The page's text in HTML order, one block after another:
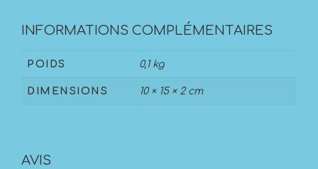
INFORMATIONS COMPLÉMENTAIRES
POIDS 0,1 kg
DIMENSIONS 10 × 15 × 2 cm
AVIS